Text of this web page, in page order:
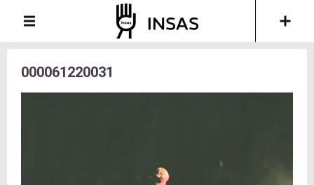
000061220031